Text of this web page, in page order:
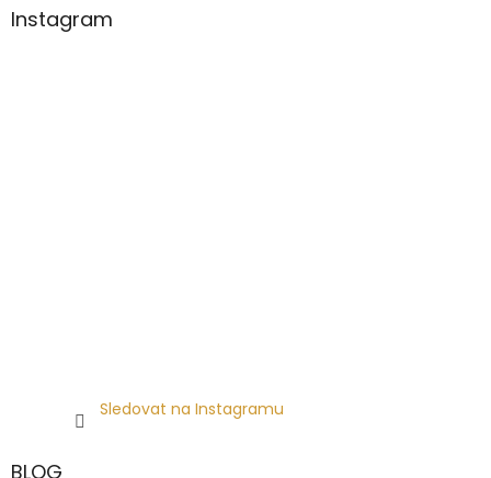
Instagram
Sledovat na Instagramu
BLOG